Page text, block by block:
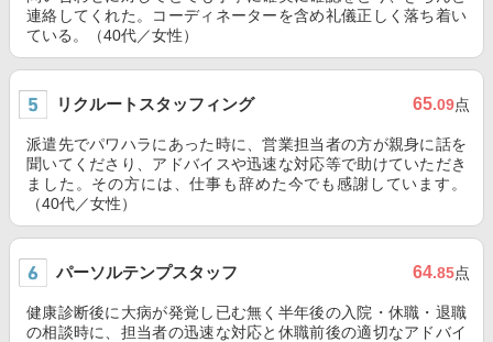
連絡してくれた。コーディネーターを含め礼儀正しく落ち着い
ている。（40代／女性）
リクルートスタッフィング 65.09点
派遣先でパワハラにあった時に、営業担当者の方が親身に話を
聞いてくださり、アドバイスや迅速な対応等で助けていただき
ました。その方には、仕事も辞めた今でも感謝しています。
（40代／女性）
パーソルテンプスタッフ 64.85点
健康診断後に大病が発覚し已む無く半年後の入院・休職・退職
の相談時に、担当者の迅速な対応と休職前後の適切なアドバイ